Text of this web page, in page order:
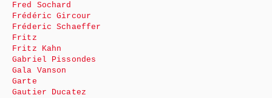
Fred Sochard
Frédéric Gircour
Fréderic Schaeffer
Fritz
Fritz Kahn
Gabriel Pissondes
Gala Vanson
Garte
Gautier Ducatez